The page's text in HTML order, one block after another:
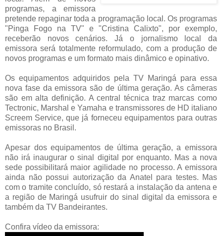
programas, a emissora
pretende repaginar toda a programação local. Os programas
"Pinga Fogo na TV" e "Cristina Calixto", por exemplo,
receberão novos cenários. Já o jornalismo local da
emissora será totalmente reformulado, com a produção de
novos programas e um formato mais dinâmico e opinativo.
Os equipamentos adquiridos pela TV Maringá para essa
nova fase da emissora são de última geração. As câmeras
são em alta definição. A central técnica traz marcas como
Tectronic, Marshal e Yamaha e transmissores de HD italiano
Screem Service, que já forneceu equipamentos para outras
emissoras no Brasil.
Apesar dos equipamentos de última geração, a emissora
não irá inaugurar o sinal digital por enquanto. Mas a nova
sede possibilitará maior agilidade no processo. A emissora
ainda não possui autorização da Anatel para testes. Mas
com o tramite concluído, só restará a instalação da antena e
a região de Maringá usufruir do sinal digital da emissora e
também da TV Bandeirantes.
Confira vídeo da emissora: